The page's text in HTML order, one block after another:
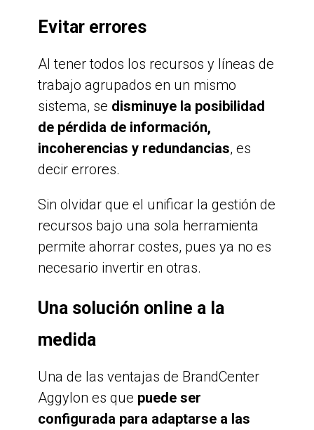
Evitar errores
Al tener todos los recursos y líneas de
trabajo agrupados en un mismo
sistema, se disminuye la posibilidad
de pérdida de información,
incoherencias y redundancias, es
decir errores.
Sin olvidar que el unificar la gestión de
recursos bajo una sola herramienta
permite ahorrar costes, pues ya no es
necesario invertir en otras.
Una solución online a la
medida
Una de las ventajas de BrandCenter
Aggylon es que puede ser
configurada para adaptarse a las